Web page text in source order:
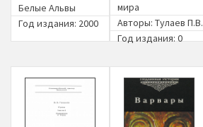
Белые Альвы
Год издания: 2000
мира
Авторы: Тулаев П.В.
Год издания: 0